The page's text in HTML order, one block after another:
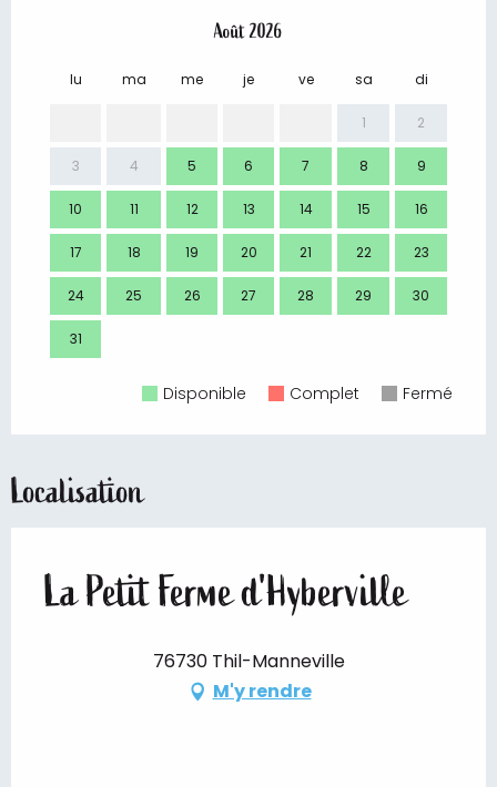
Août 2026
lu ma me je ve sa di
1 2
3 4 5 6 7 8 9
10 11 12 13 14 15 16
17 18 19 20 21 22 23
24 25 26 27 28 29 30
31
Disponible Complet Fermé
Localisation
La Petit Ferme d'Hyberville
76730 Thil-Manneville
M'y rendre